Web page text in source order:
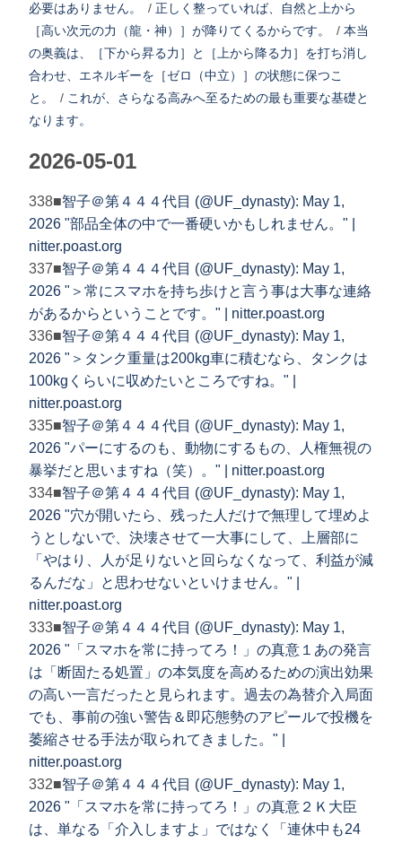
必要はありません。
/ 正しく整っていれば、自然と上から
［高い次元の力（龍・神）］が降りてくるからです。
/ 本当
の奥義は、［下から昇る力］と［上から降る力］を打ち消し
合わせ、エネルギーを［ゼロ（中立）］の状態に保つこ
と。
/ これが、さらなる高みへ至るための最も重要な基礎と
なります。
2026-05-01
338■智子＠第４４４代目 (@UF_dynasty): May 1,
2026 "部品全体の中で一番硬いかもしれません。" |
nitter.poast.org
337■智子＠第４４４代目 (@UF_dynasty): May 1,
2026 "＞常にスマホを持ち歩けと言う事は大事な連絡
があるからということです。" | nitter.poast.org
336■智子＠第４４４代目 (@UF_dynasty): May 1,
2026 "＞タンク重量は200kg車に積むなら、タンクは
100kgくらいに収めたいところですね。" |
nitter.poast.org
335■智子＠第４４４代目 (@UF_dynasty): May 1,
2026 "パーにするのも、動物にするもの、人権無視の
暴挙だと思いますね（笑）。" | nitter.poast.org
334■智子＠第４４４代目 (@UF_dynasty): May 1,
2026 "穴が開いたら、残った人だけで無理して埋めよ
うとしないで、決壊させて一大事にして、上層部に
「やはり、人が足りないと回らなくなって、利益が減
るんだな」と思わせないといけません。" |
nitter.poast.org
333■智子＠第４４４代目 (@UF_dynasty): May 1,
2026 "「スマホを常に持ってろ！」の真意１あの発言
は「断固たる処置」の本気度を高めるための演出効果
の高い一言だったと見られます。過去の為替介入局面
でも、事前の強い警告＆即応態勢のアピールで投機を
萎縮させる手法が取られてきました。" |
nitter.poast.org
332■智子＠第４４４代目 (@UF_dynasty): May 1,
2026 "「スマホを常に持ってろ！」の真意２Ｋ大臣
は、単なる「介入しますよ」ではなく「連休中も24